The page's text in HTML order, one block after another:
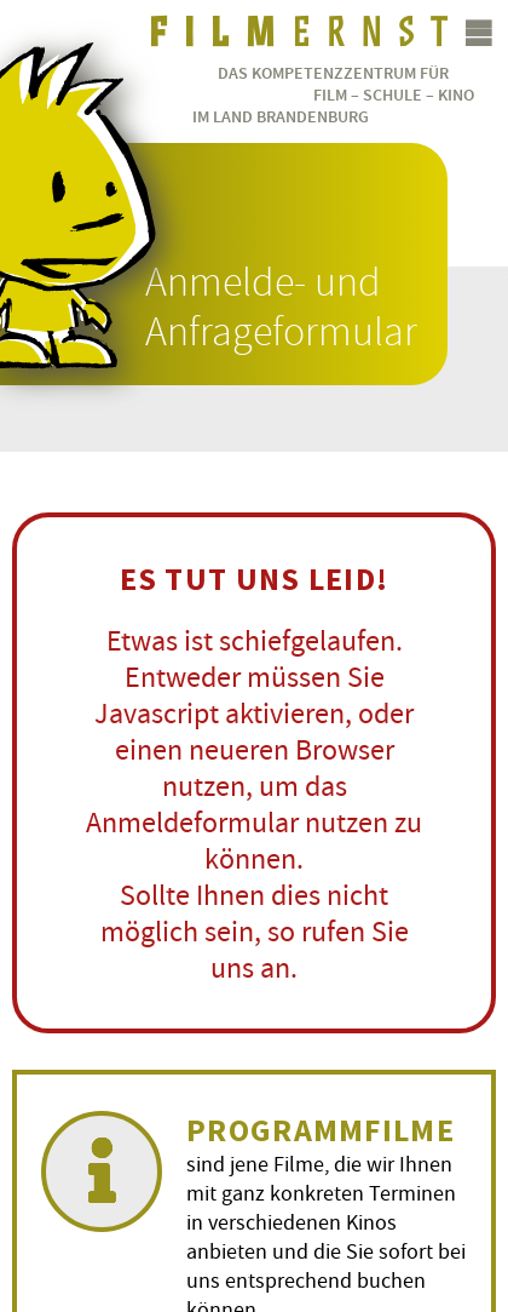
Anmelde- und
Anfrageformular
DAS KOMPETENZZENTRUM FÜR
FILM – SCHULE – KINO
IM LAND BRANDENBURG
ES TUT UNS LEID!
Etwas ist schiefgelaufen.
Entweder müssen Sie
Javascript aktivieren, oder
einen neueren Browser
nutzen, um das
Anmeldeformular nutzen zu
können.
Sollte Ihnen dies nicht
möglich sein, so rufen Sie
uns an.
PROGRAMMFILME
sind jene Filme, die wir Ihnen
mit ganz konkreten Terminen
in verschiedenen Kinos
anbieten und die Sie sofort bei
uns entsprechend buchen